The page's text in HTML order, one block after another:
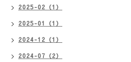
2025-02（1）
2025-01（1）
2024-12（1）
2024-07（2）